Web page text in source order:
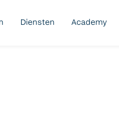
Diensten Academy